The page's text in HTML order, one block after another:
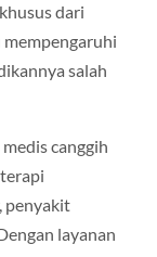
dari
salah
canggih
penyakit
layanan